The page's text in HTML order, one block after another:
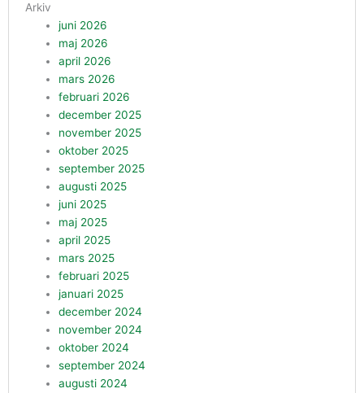
Arkiv
juni 2026
maj 2026
april 2026
mars 2026
februari 2026
december 2025
november 2025
oktober 2025
september 2025
augusti 2025
juni 2025
maj 2025
april 2025
mars 2025
februari 2025
januari 2025
december 2024
november 2024
oktober 2024
september 2024
augusti 2024